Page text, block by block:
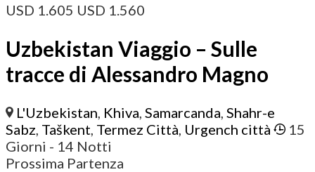
USD 1.605 USD 1.560
Uzbekistan Viaggio – Sulle
tracce di Alessandro Magno
L'Uzbekistan Khiva ,Samarcanda ,Shahr-e
Sabz Taškent Termez Città Urgench città
15
Giorni - 14 Notti
Prossima Partenza